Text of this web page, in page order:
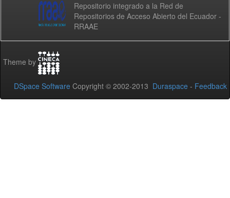
Repositorio integrado a la Red de
Repositorios de Acceso Abierto del Ecuador -
RRAAE
Theme by
DSpace Software Copyright © 2002-2013 Duraspace - Feedback